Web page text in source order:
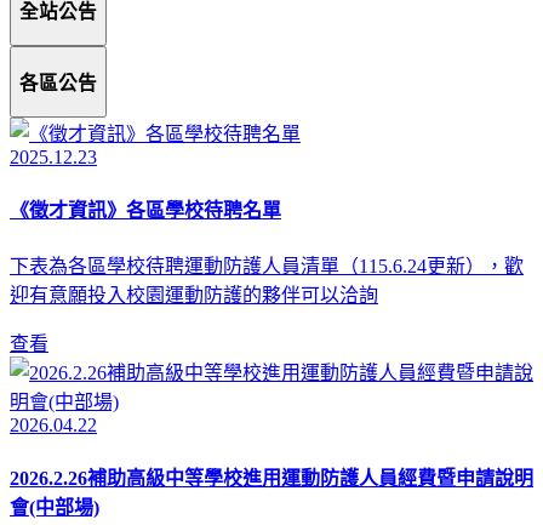
全站公告
各區公告
2025.12.23
《徵才資訊》各區學校待聘名單
下表為各區學校待聘運動防護人員清單（115.6.24更新），歡
迎有意願投入校園運動防護的夥伴可以洽詢
查看
2026.04.22
2026.2.26補助高級中等學校進用運動防護人員經費暨申請說明
會(中部場)